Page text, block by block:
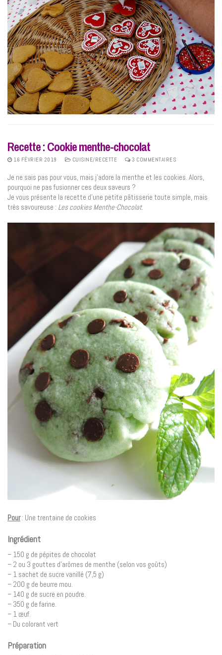
Recette : Cookie menthe-chocolat
16 FÉVRIER 2019 CUISINE/RECETTE 3 COMMENTAIRES
Je ne sais pas pour vous, mais j’adore la menthe et les cookies. Alors,
pourquoi ne pas fusionner ces deux saveurs ?
Je vous présente la recette d’une petite pâtisserie toute simple, mais
très savoureuse : Les cookies Menthe-Chocolat.
Pour: Une trentaine de cookies
Ingrédient
– 150 g de pépites de chocolat
– 2 ou 3 gouttes d’arômes de menthe (selon vos goûts)
– 1 sachet de sucre vanillé (7,5 g)
– 200 g de beurre mou.
– 140 g de sucre en poudre.
– 350 g de farine.
– 1 œuf.
– Du colorant vert
Préparation